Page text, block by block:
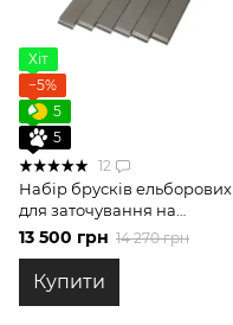
Хіт
−5%
5
5
12
Набір брусків ельборових
для заточування на
бланках з гравіюванням
13 500 грн 14 270 грн
Купити